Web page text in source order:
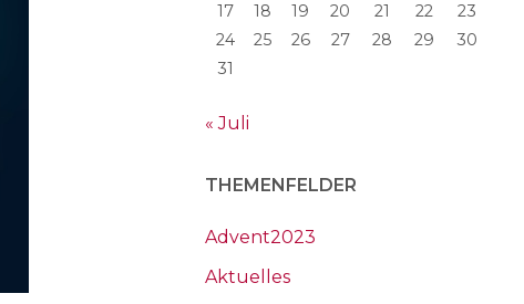
17
18 19 20 21 22
23
24
25 26 27 28 29
30
31
« Juli
THEMENFELDER
Advent2023
Aktuelles